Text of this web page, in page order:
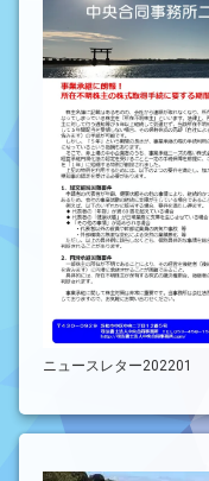
ニュースレター202201